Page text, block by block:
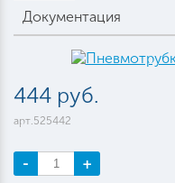
Документация
444 руб.
арт.525442
- +